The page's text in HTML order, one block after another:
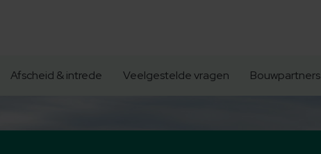
Afscheid & intrede Veelgestelde vragen Bouwpartners